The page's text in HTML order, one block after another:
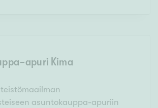
apuri Kima
asuntokauppa-apuriin